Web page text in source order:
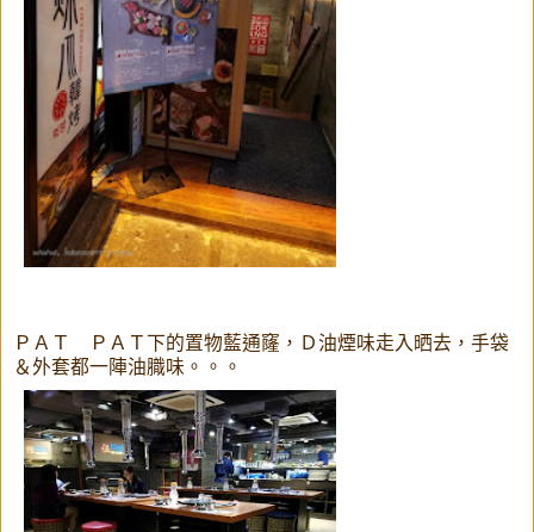
ＰＡＴ ＰＡＴ下的置物藍通窿，Ｄ油煙味走入晒去，手袋
＆外套都一陣油膱味。。。